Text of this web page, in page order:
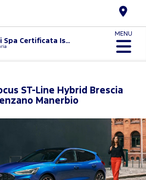
Fioletti Spa Certificata Iso 9001:2015 E Uni Pdr 125:2022
MENU
ST-Line Hybrid Brescia
Manerbio